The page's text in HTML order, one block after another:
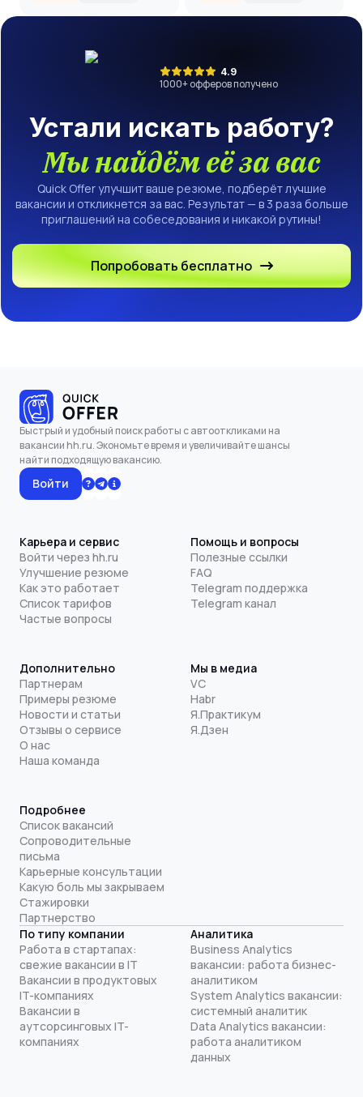
4.9
1000+ офферов получено
Устали искать работу?
Мы найдём её за вас
Quick Offer улучшит ваше резюме, подберёт лучшие
вакансии и откликнется за вас. Результат — в 3 раза больше
приглашений на собеседования и никакой рутины!
Попробовать бесплатно
Быстрый и удобный поиск работы с автооткликами на
вакансии hh.ru. Экономьте время и увеличивайте шансы
найти подходящую вакансию.
Войти
Карьера и сервис
Войти через hh.ru
Улучшение резюме
Как это работает
Список тарифов
Частые вопросы
Помощь и вопросы
Полезные ссылки
FAQ
Telegram поддержка
Telegram канал
Дополнительно
Партнерам
Примеры резюме
Новости и статьи
Отзывы о сервисе
О нас
Наша команда
Мы в медиа
VC
Habr
Я.Практикум
Я.Дзен
Подробнее
Список вакансий
Сопроводительные
письма
Карьерные консультации
Какую боль мы закрываем
Стажировки
Партнерство
По типу компании
Работа в стартапах:
свежие вакансии в IT
Вакансии в продуктовых
IT-компаниях
Вакансии в
аутсорсинговых IT-
компаниях
Аналитика
Business Analytics
вакансии: работа бизнес-
аналитиком
System Analytics вакансии:
системный аналитик
Data Analytics вакансии:
работа аналитиком
данных